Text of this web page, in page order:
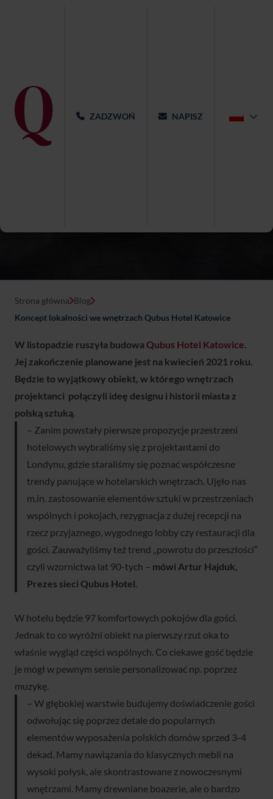
ZADZWOŃ NAPISZ
Koncept lokalności we
Strona główna Blog
Koncept lokalności we wnętrzach Qubus Hotel Katowice
W listopadzie ruszyła budowaQubus Hotel Katowice.
Jej zakończenie planowane jest na kwiecień 2021 roku.
Będzie to wyjątkowy obiekt, w którego wnętrzach
projektanci połączyli ideę designu i historii miasta z
polską sztuką.
– Zanim powstały pierwsze propozycje przestrzeni
hotelowych wybraliśmy się z projektantami do
Londynu, gdzie staraliśmy się poznać współczesne
trendy panujące w hotelarskich wnętrzach. Ujęło nas
m.in. zastosowanie elementów sztuki w przestrzeniach
wspólnych i pokojach, rezygnacja z dużej recepcji na
rzecz przyjaznego, wygodnego lobby czy restauracji dla
gości. Zauważyliśmy też trend „powrotu do przeszłości”
czyli wzornictwa lat 90-tych – mówi Artur Hajduk,
Prezes sieci Qubus Hotel.
W hotelu będzie 97 komfortowych pokojów dla gości.
Jednak to co wyróżni obiekt na pierwszy rzut oka to
właśnie wygląd części wspólnych. Co ciekawe gość będzie
je mógł w pewnym sensie personalizować np. poprzez
muzykę.
– W głębokiej warstwie budujemy doświadczenie gości
odwołując się poprzez detale do popularnych
elementów wyposażenia polskich domów sprzed 3-4
dekad. Mamy nawiązania do klasycznych mebli na
wysoki połysk, ale skontrastowane z nowoczesnymi
wnętrzami. Mamy drewniane boazerie, ale o bardzo